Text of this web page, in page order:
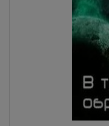
NIVEN - Podarok 53 60
NIVEN - Podarok 54 60
NIVEN - Podarok 55 60
NIVEN - Podarok 57 60
NIVEN - Podarok 58 60